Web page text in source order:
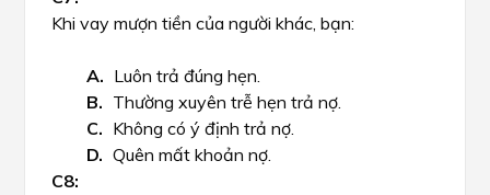
Khi vay mượn tiền của người khác, bạn:
Luôn trả đúng hẹn.
Thường xuyên trễ hẹn trả nợ.
Không có ý định trả nợ.
Quên mất khoản nợ.